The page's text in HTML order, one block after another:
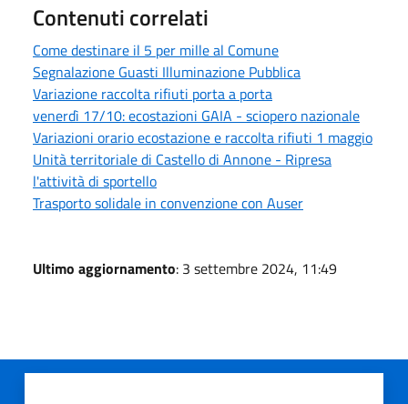
Contenuti correlati
Come destinare il 5 per mille al Comune
Segnalazione Guasti Illuminazione Pubblica
Variazione raccolta rifiuti porta a porta
venerdì 17/10: ecostazioni GAIA - sciopero nazionale
Variazioni orario ecostazione e raccolta rifiuti 1 maggio
Unità territoriale di Castello di Annone - Ripresa
l'attività di sportello
Trasporto solidale in convenzione con Auser
Ultimo aggiornamento: 3 settembre 2024, 11:49